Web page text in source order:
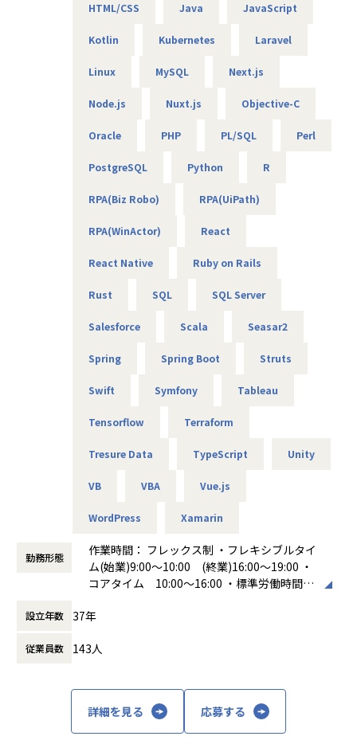
・WEB広告最適化に向けたデータ分析、PoC開発 など
当社は社長を含め、社員構成の9割以上がエンジニアです。
りたい」という想いを込めて創業したため、
働き方を考慮して下記環境を用意しています。
・9割以上がリモート（年に数回程度の出社メンバーも）
・有給消化日数は18.5日（夏季休暇含む）
【業務の変更の範囲】
HTML/CSS Java JavaScript
Kotlin Kubernetes Laravel
Linux MySQL Next.js
Node.js Nuxt.js Objective-C
Oracle PHP PL/SQL Perl
PostgreSQL Python R
RPA(Biz Robo) RPA(UiPath)
RPA(WinActor) React
React Native Ruby on Rails
Rust SQL SQL Server
Salesforce Scala Seasar2
Spring Spring Boot Struts
Swift Symfony Tableau
Tensorflow Terraform
Tresure Data TypeScript Unity
VB VBA Vue.js
WordPress Xamarin
勤務形態
作業時間： フレックス制 ・フレキシブルタイ
ム(始業)9:00～10:00 (終業)16:00～19:00 ・
コアタイム 10:00～16:00 ・標準労働時間
働き方：
休憩時間： 60分
設立年数 37年
従業員数 143人
詳細を見る 応募する